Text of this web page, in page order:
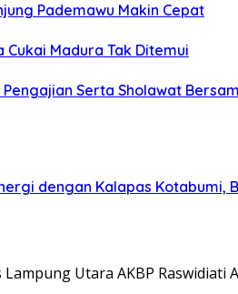
Pademawu Makin Cepat
Cukai Madura Tak Ditemui
Serta Sholawat
dengan Kalapas Kotabumi,
Utara AKBP